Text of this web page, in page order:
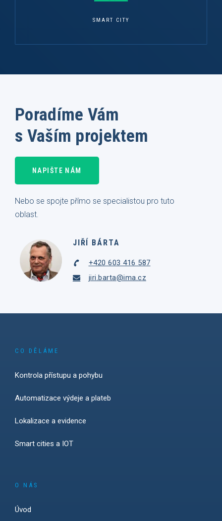
SMART CITY
Poradíme Vám
s Vaším projektem
NAPIŠTE NÁM
Nebo se spojte přímo se specialistou pro tuto
oblast.
JIŘÍ BÁRTA
+420 603 416 587
jiri.barta@ima.cz
CO DĚLÁME
Kontrola přístupu a pohybu
Automatizace výdeje a plateb
Lokalizace a evidence
Smart cities a IOT
O NÁS
Úvod